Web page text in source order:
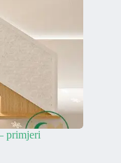
primjeri